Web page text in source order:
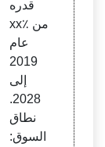
قدره
xx٪ من
عام
2019
إلى
2028.
نطاق
السوق: